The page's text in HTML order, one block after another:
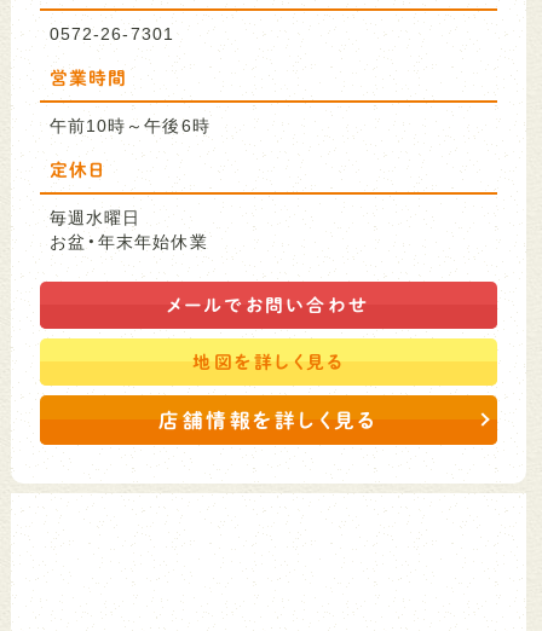
0572-26-7301
営業時間
午前10時～午後6時
定休日
毎週水曜日
お盆・年末年始休業
メールで お問い合わせ
地図を詳しく見る
店舗情報を詳しく見る